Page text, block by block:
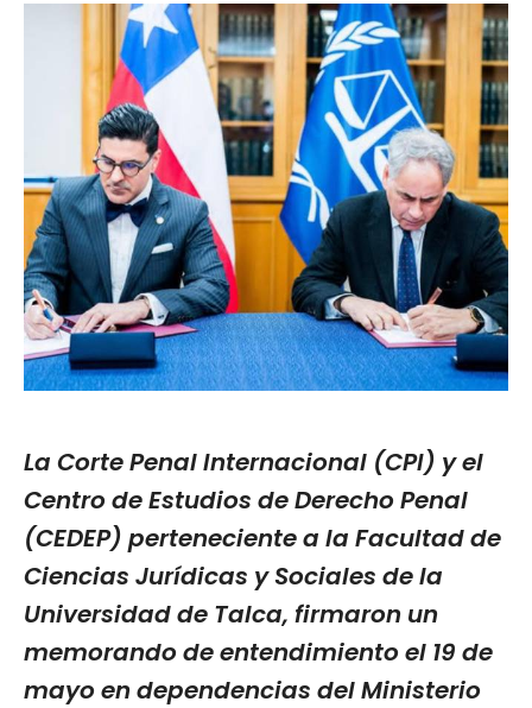
La Corte Penal Internacional (CPI) y el
Centro de Estudios de Derecho Penal
(CEDEP) perteneciente a la Facultad de
Ciencias Jurídicas y Sociales de la
Universidad de Talca, firmaron un
memorando de entendimiento el 19 de
mayo en dependencias del Ministerio